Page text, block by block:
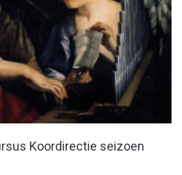
Koordirectie seizoen